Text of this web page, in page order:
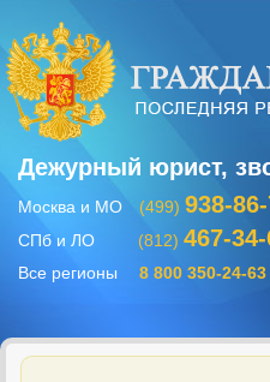
Дежурный юрист,
Москва и МО (499) 938-
СПб и ЛО (812) 467-
Все регионы 8 800 350-24-63